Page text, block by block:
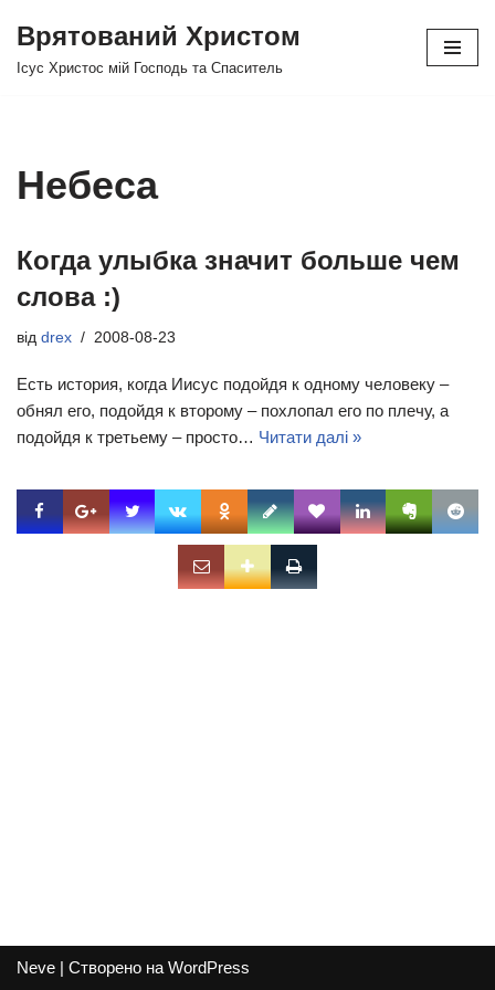
Перейти
Врятований Христом
Ісус Христос мій Господь та Спаситель
Небеса
Когда улыбка значит больше чем
слова :)
від drex 2008-08-23
Есть история, когда Иисус подойдя к одному человеку –
обнял его, подойдя к второму – похлопал его по плечу, а
подойдя к третьему – просто… Читати далі »
Neve | Створено на WordPress